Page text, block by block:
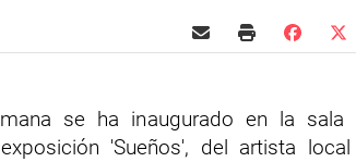
se ha inaugurado en la sala
'Sueños', del artista local